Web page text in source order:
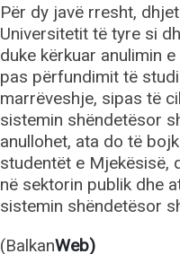
Për dy javë rresht,
Universitetit të tyre si
duke kërkuar anulimin
pas përfundimit të
marrëveshje, sipas të
sistemin shëndetësor
anullohet, ata do të
studentët e Mjekësisë,
në sektorin publik dhe
sistemin shëndetësor
(BalkanWeb)